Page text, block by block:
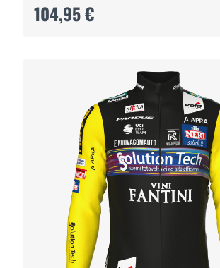
104,95 €